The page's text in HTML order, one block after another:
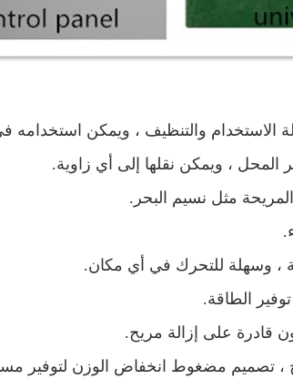
الاستخدام والتنظيف ، ويمكن
، ويمكن نقلها إلى أي زاوية.